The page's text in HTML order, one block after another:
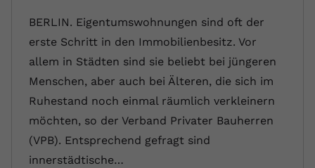
BERLIN. Eigentumswohnungen sind oft der
erste Schritt in den Immobilienbesitz. Vor
allem in Städten sind sie beliebt bei jüngeren
Menschen, aber auch bei Älteren, die sich im
Ruhestand noch einmal räumlich verkleinern
möchten, so der Verband Privater Bauherren
(VPB). Entsprechend gefragt sind
innerstädtische…